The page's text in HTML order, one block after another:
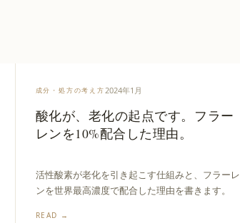
成分・処方の考え方2024年1月
酸化が、老化の起点です。フラー
レンを10%配合した理由。
活性酸素が老化を引き起こす仕組みと、フラーレ
ンを世界最高濃度で配合した理由を書きます。
READ →